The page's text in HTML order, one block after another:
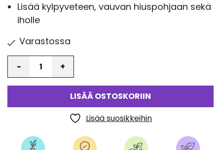
Lisää kylpyveteen, vauvan hiuspohjaan sekä
iholle
Varastossa
LISÄÄ OSTOSKORIIN
Lisää suosikkeihin